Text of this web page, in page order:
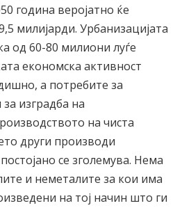
година веројатно ќе
милијарди. Урбанизацијата
од 60-80 милиони луѓе
економска активност
а потребите за
изградба на
на чиста
други производи
се зголемува. Нема
и неметалите за кои има
на тој начин што ги